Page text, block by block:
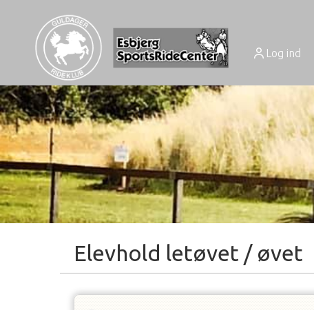
Log ind
Elevhold letøvet / øvet